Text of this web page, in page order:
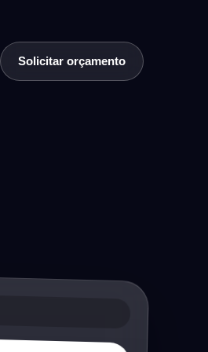
Solicitar orçamento